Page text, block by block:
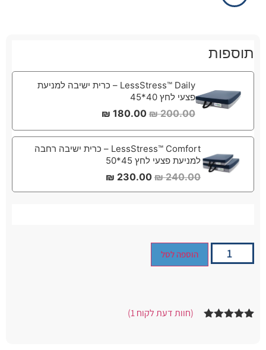
תוספות
LessStress™ Daily – כרית ישיבה למניעת
פצעי לחץ 40*45
200.00
₪
180.00
₪
LessStress™ Comfort – כרית ישיבה רחבה
למניעת פצעי לחץ 45*50
240.00
₪
230.00
₪
הוספה לסל
(חוות דעת לקוח1
)